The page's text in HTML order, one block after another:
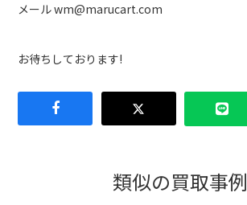
メール wm@marucart.com
お待ちしております!
類似の買取事例